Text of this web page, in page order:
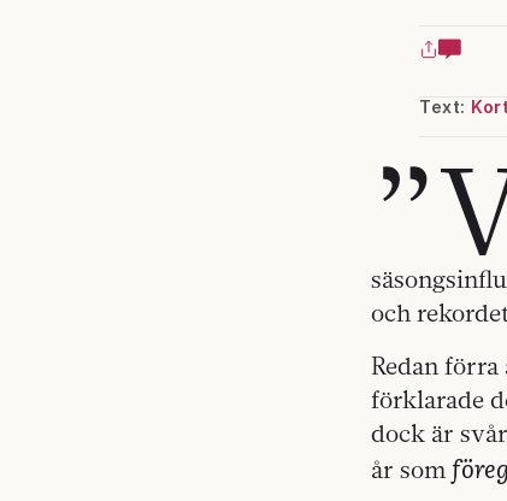
Text:
och
Redan
förklarade
dock är
år som